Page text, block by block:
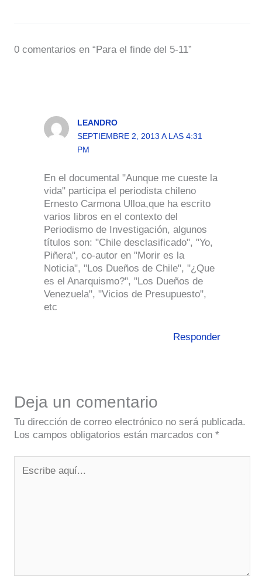
0 comentarios en “Para el finde del 5-11”
LEANDRO
SEPTIEMBRE 2, 2013 A LAS 4:31
PM
En el documental "Aunque me cueste la
vida" participa el periodista chileno
Ernesto Carmona Ulloa,que ha escrito
varios libros en el contexto del
Periodismo de Investigación, algunos
títulos son: "Chile desclasificado", "Yo,
Piñera", co-autor en "Morir es la
Noticia", "Los Dueños de Chile", "¿Que
es el Anarquismo?", "Los Dueños de
Venezuela", "Vicios de Presupuesto",
etc
Responder
Deja un comentario
Tu dirección de correo electrónico no será publicada.
Los campos obligatorios están marcados con *
aquí...